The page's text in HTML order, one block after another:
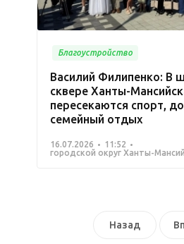
Благоустройство
Василий Филипенко: В
сквере Ханты-
пересекаются спорт,
семейный отдых
16.07.2026
11:52
городской округ Ханты-
Назад